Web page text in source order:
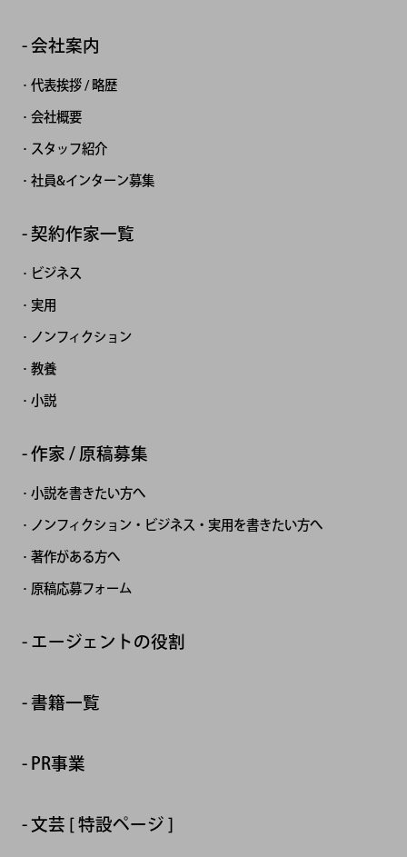
会社案内
代表挨拶 / 略歴
会社概要
スタッフ紹介
社員&インターン募集
契約作家一覧
ビジネス
実用
ノンフィクション
教養
小説
作家 / 原稿募集
小説を書きたい方へ
ノンフィクション・ビジネス・実用を書きたい方へ
著作がある方へ
原稿応募フォーム
エージェントの役割
書籍一覧
PR事業
文芸 [ 特設ページ ]